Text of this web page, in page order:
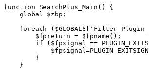
function SearchPlus_Main() {
global $zbp;
foreach
$fpreturn = $fpname();
if ($fpsignal ==
}
}